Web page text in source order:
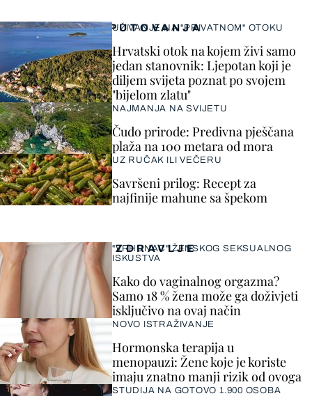
ZDRAVLJE
"VRHUNAC" ŽENSKOG SEKSUALNOG
ISKUSTVA
Kako do vaginalnog orgazma?
Samo 18 % žena može ga doživjeti
isključivo na ovaj način
NOVO ISTRAŽIVANJE
Hormonska terapija u
menopauzi: Žene koje je koriste
imaju znatno manji rizik od ovoga
STUDIJA NA GOTOVO 1.900 OSOBA
PUTOVANJA
UŽIVANJE NA "PRIVATNOM" OTOKU
Hrvatski otok na kojem živi samo
jedan stanovnik: Ljepotan koji je
diljem svijeta poznat po svojem
"bijelom zlatu"
NAJMANJA NA SVIJETU
Čudo prirode: Predivna pješčana
plaža na 100 metara od mora
UZ RUČAK ILI VEČERU
Savršeni prilog: Recept za
najfinije mahune sa špekom